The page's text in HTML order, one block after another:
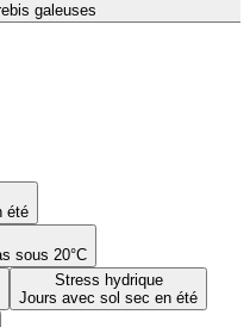
galeuses
été
sous 20°C
Stress hydrique
Jours avec sol sec en été